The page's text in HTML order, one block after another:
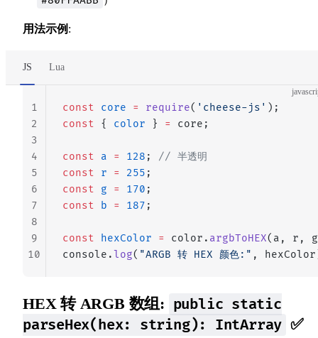
用法示例 :
JS Lua
const core = require( 'cheese-js' );
const { color } = core;
const a = 128 ; // 半透明
const r = 255 ;
const g = 170 ;
const b = 187 ;
const hexColor = color. argbToHEX(a, r,
console.log( "ARGB 转 HEX 颜色:" ,
1
2
3
4
5
6
7
8
9
10
HEX 转 ARGB 数组: public static
parseHex(hex: string): IntArray ✅